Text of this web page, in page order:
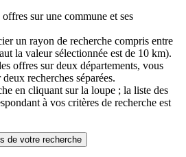
sur une commune et ses
un rayon de recherche compris entre
la valeur sélectionnée est de 10 km).
offres sur deux départements, vous
recherches séparées.
en cliquant sur la loupe ; la liste des
à vos critères de recherche est
de votre recherche